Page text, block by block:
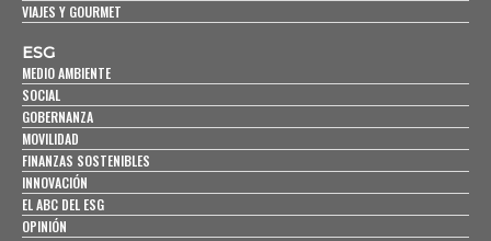
VIAJES Y GOURMET
ESG
MEDIO AMBIENTE
SOCIAL
GOBERNANZA
MOVILIDAD
FINANZAS SOSTENIBLES
INNOVACIÓN
EL ABC DEL ESG
OPINIÓN